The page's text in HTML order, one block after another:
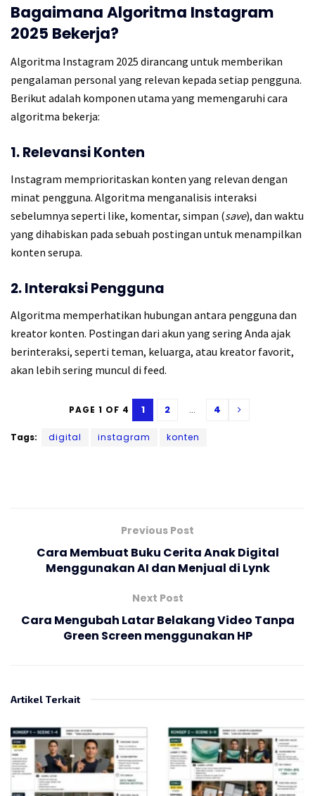
Bagaimana Algoritma Instagram
2025 Bekerja?
Algoritma Instagram 2025 dirancang untuk memberikan
pengalaman personal yang relevan kepada setiap pengguna.
Berikut adalah komponen utama yang memengaruhi cara
algoritma bekerja:
1. Relevansi Konten
Instagram memprioritaskan konten yang relevan dengan
minat pengguna. Algoritma menganalisis interaksi
sebelumnya seperti like, komentar, simpan (save), dan waktu
yang dihabiskan pada sebuah postingan untuk menampilkan
konten serupa.
2. Interaksi Pengguna
Algoritma memperhatikan hubungan antara pengguna dan
kreator konten. Postingan dari akun yang sering Anda ajak
berinteraksi, seperti teman, keluarga, atau kreator favorit,
akan lebih sering muncul di feed.
PAGE 1 OF 4 1 2 ... 4
Tags: digital instagram konten
Previous Post
Cara Membuat Buku Cerita Anak Digital
Menggunakan AI dan Menjual di Lynk
Next Post
Cara Mengubah Latar Belakang Video Tanpa
Green Screen menggunakan HP
Artikel Terkait